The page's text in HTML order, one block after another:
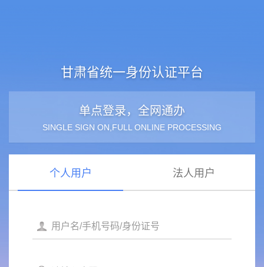
甘肃省统一身份认证平台
单点登录，全网通办
SINGLE SIGN ON,FULL ONLINE PROCESSING
个人用户 法人用户